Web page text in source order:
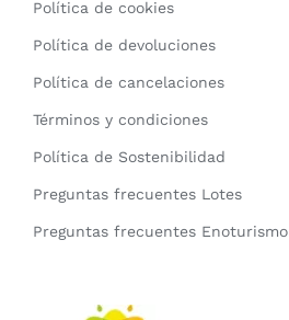
Política de cookies
Política de devoluciones
Política de cancelaciones
Términos y condiciones
Política de Sostenibilidad
Preguntas frecuentes Lotes
Preguntas frecuentes Enoturismo